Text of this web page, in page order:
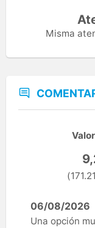
Misma
06/08/2026
Una opción